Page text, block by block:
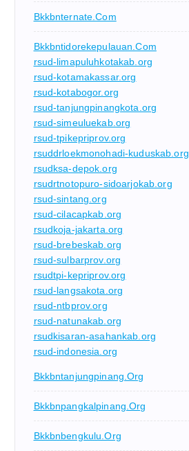
Bkkbnternate.com
Bkkbntidorekepulauan.com
rsud-limapuluhkotakab.org
rsud-kotamakassar.org
rsud-kotabogor.org
rsud-tanjungpinangkota.org
rsud-simeuluekab.org
rsud-tpikepriprov.org
rsuddrloekmonohadi-kuduskab.org
rsudksa-depok.org
rsudrtnotopuro-sidoarjokab.org
rsud-sintang.org
rsud-cilacapkab.org
rsudkoja-jakarta.org
rsud-brebeskab.org
rsud-sulbarprov.org
rsudtpi-kepriprov.org
rsud-langsakota.org
rsud-ntbprov.org
rsud-natunakab.org
rsudkisaran-asahankab.org
rsud-indonesia.org
Bkkbntanjungpinang.org
Bkkbnpangkalpinang.org
Bkkbnbengkulu.org